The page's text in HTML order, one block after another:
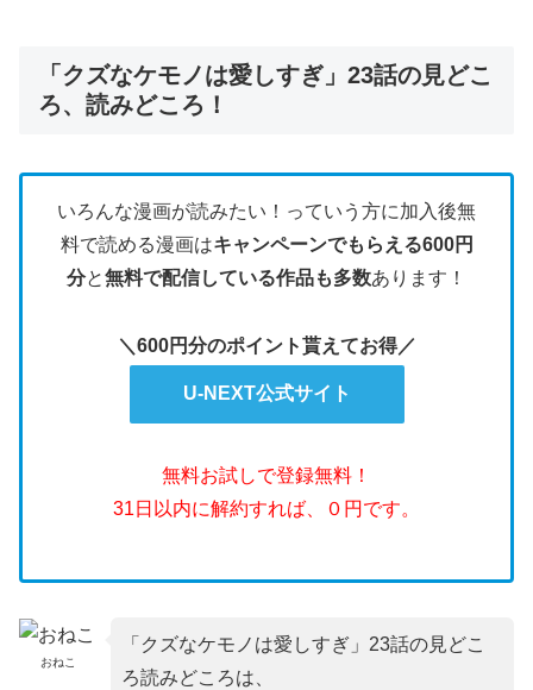
「クズなケモノは愛しすぎ」23話の見どこ
ろ、読みどころ！
いろんな漫画が読みたい！っていう方に加入後無
料で読める漫画はキャンペーンでもらえる600円
分と無料で配信している作品も多数あります！
＼600円分のポイント貰えてお得／
U-NEXT公式サイト
無料お試しで登録無料！
31日以内に解約すれば、０円です。
おねこ
「クズなケモノは愛しすぎ」23話の見どこ
ろ読みどころは、